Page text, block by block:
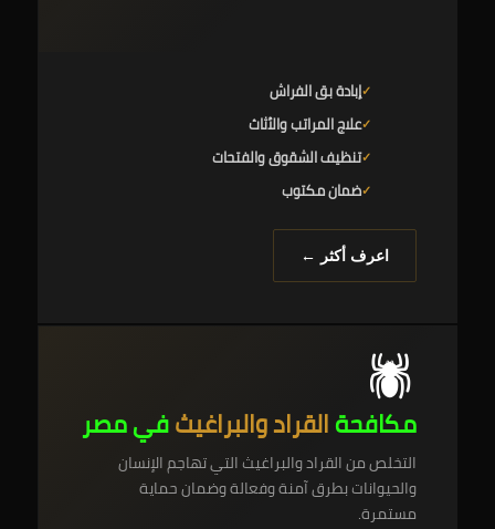
إبادة بق الفراش
علاج المراتب والأثاث
تنظيف الشقوق والفتحات
ضمان مكتوب
اعرف أكثر ←
🕷️
مكافحةالقراد والبراغيثفي مصر
التخلص من القراد والبراغيث التي تهاجم الإنسان
والحيوانات بطرق آمنة وفعالة وضمان حماية
مستمرة.